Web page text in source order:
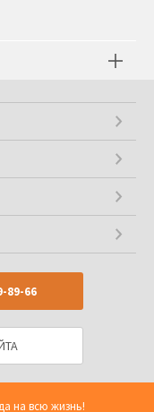
89-66
на всю жизнь!